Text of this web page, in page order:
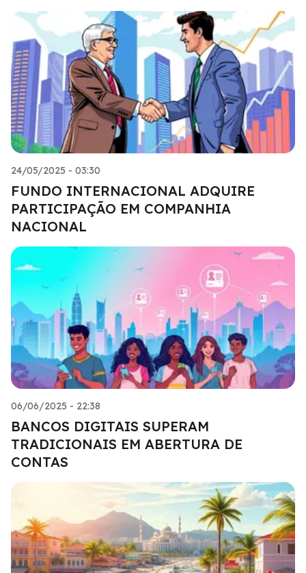
24/05/2025 - 03:30
FUNDO INTERNACIONAL ADQUIRE
PARTICIPAÇÃO EM COMPANHIA
NACIONAL
06/06/2025 - 22:38
BANCOS DIGITAIS SUPERAM
TRADICIONAIS EM ABERTURA DE
CONTAS